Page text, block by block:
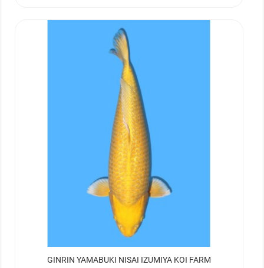
GINRIN YAMABUKI NISAI IZUMIYA KOI FARM